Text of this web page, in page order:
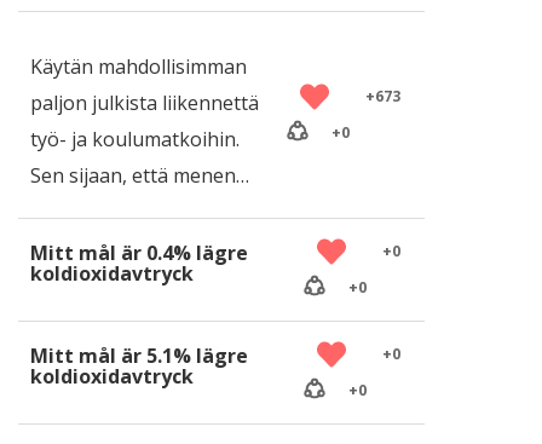
Käytän mahdollisimman
paljon julkista liikennettä
työ- ja koulumatkoihin.
Sen sijaan, että menen…
+673
+0
Mitt mål är 0.4% lägre
koldioxidavtryck
+0
+0
Mitt mål är 5.1% lägre
koldioxidavtryck
+0
+0